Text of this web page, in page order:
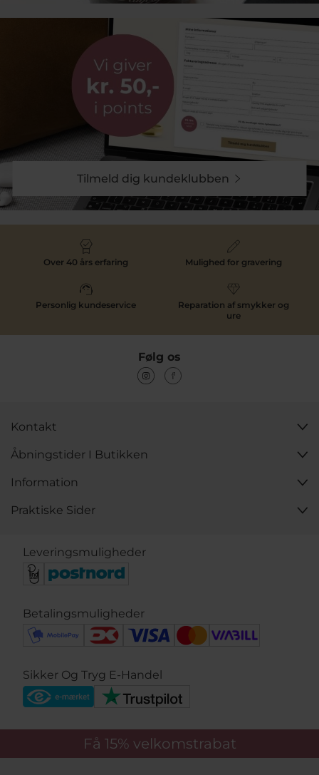
Tilmeld dig kundeklubben
Over 40 års erfaring Mulighed for gravering
Personlig kundeservice
Reparation af smykker og
ure
Følg os
Kontakt
Åbningstider I Butikken
Information
Praktiske Sider
Leveringsmuligheder
Betalingsmuligheder
Sikker Og Tryg E-Handel
Få 15% velkomstrabat